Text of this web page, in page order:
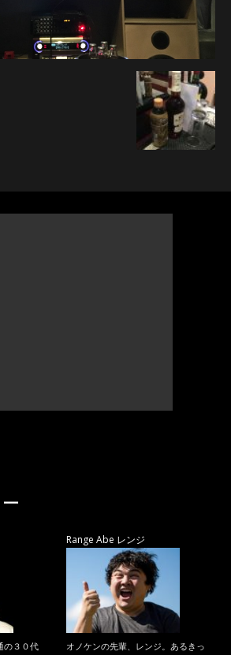
の３０代
Range Abe レンジ
オノケンの先輩、レンジ。あるきっ